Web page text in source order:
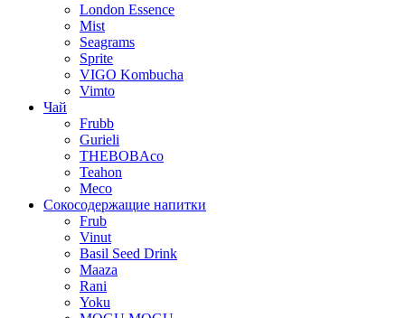
London Essence
Mist
Seagrams
Sprite
VIGO Kombucha
Vimto
Чай
Frubb
Gurieli
THEBOBAco
Teahon
Meco
Сокосодержащие напитки
Frub
Vinut
Basil Seed Drink
Maaza
Rani
Yoku